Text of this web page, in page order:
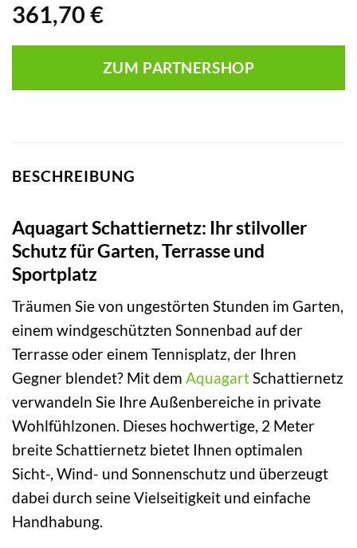
361,70 €
ZUM PARTNERSHOP
BESCHREIBUNG
Aquagart Schattiernetz: Ihr stilvoller
Schutz für Garten, Terrasse und
Sportplatz
Träumen Sie von ungestörten Stunden im Garten,
einem windgeschützten Sonnenbad auf der
Terrasse oder einem Tennisplatz, der Ihren
Gegner blendet? Mit dem AquagartSchattiernetz
verwandeln Sie Ihre Außenbereiche in private
Wohlfühlzonen. Dieses hochwertige, 2 Meter
breite Schattiernetz bietet Ihnen optimalen
Sicht-, Wind- und Sonnenschutz und überzeugt
dabei durch seine Vielseitigkeit und einfache
Handhabung.